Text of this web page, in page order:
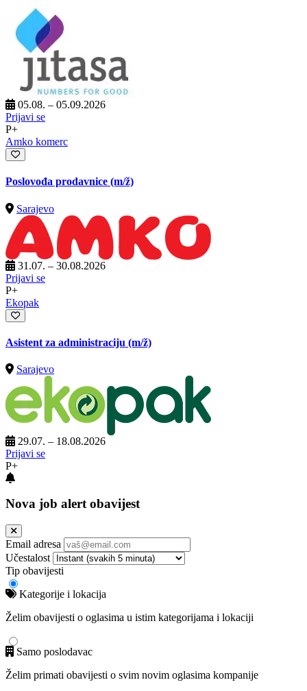
05.08. – 05.09.2026
Prijavi se
P+
Amko komerc
Poslovođa prodavnice (m/ž)
Sarajevo
31.07. – 30.08.2026
Prijavi se
P+
Ekopak
Asistent za administraciju (m/ž)
Sarajevo
29.07. – 18.08.2026
Prijavi se
P+
Nova job alert obavijest
Email adresa
Učestalost
Tip obavijesti
Kategorije i lokacija
Želim obavijesti o oglasima u istim kategorijama i lokaciji
Samo poslodavac
Želim primati obavijesti o svim novim oglasima kompanije